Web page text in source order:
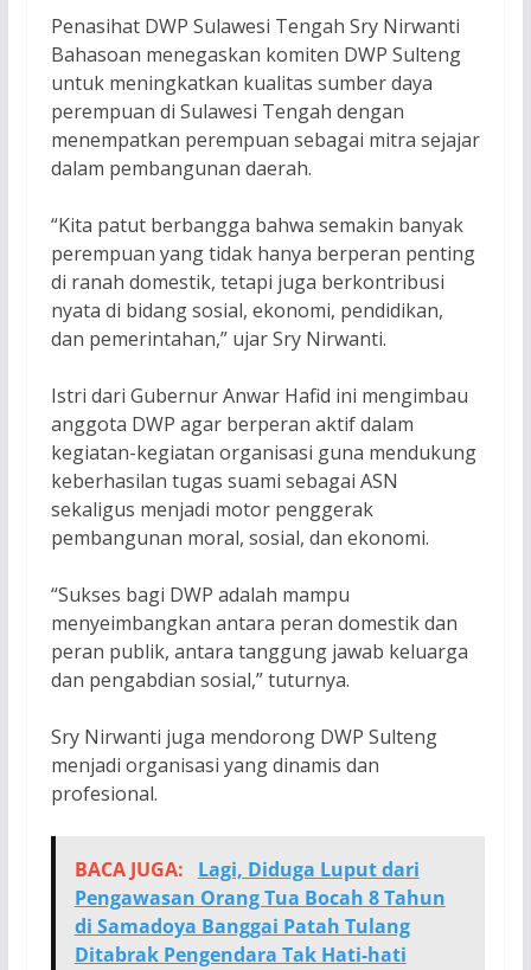
Penasihat DWP Sulawesi Tengah Sry Nirwanti
Bahasoan menegaskan komiten DWP Sulteng
untuk meningkatkan kualitas sumber daya
perempuan di Sulawesi Tengah dengan
menempatkan perempuan sebagai mitra sejajar
dalam pembangunan daerah.
“Kita patut berbangga bahwa semakin banyak
perempuan yang tidak hanya berperan penting
di ranah domestik, tetapi juga berkontribusi
nyata di bidang sosial, ekonomi, pendidikan,
dan pemerintahan,” ujar Sry Nirwanti.
Istri dari Gubernur Anwar Hafid ini mengimbau
anggota DWP agar berperan aktif dalam
kegiatan-kegiatan organisasi guna mendukung
keberhasilan tugas suami sebagai ASN
sekaligus menjadi motor penggerak
pembangunan moral, sosial, dan ekonomi.
“Sukses bagi DWP adalah mampu
menyeimbangkan antara peran domestik dan
peran publik, antara tanggung jawab keluarga
dan pengabdian sosial,” tuturnya.
Sry Nirwanti juga mendorong DWP Sulteng
menjadi organisasi yang dinamis dan
profesional.
BACA JUGA:
Lagi, Diduga Luput dari
Pengawasan Orang Tua Bocah 8 Tahun
di Samadoya Banggai Patah Tulang
Ditabrak Pengendara Tak Hati-hati